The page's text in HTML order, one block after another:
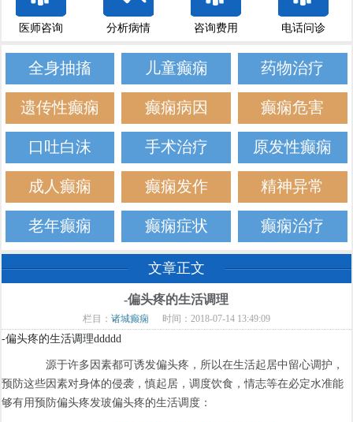
医师咨询 分析病情 咨询费用 电话问诊
全身抽搐 儿童癫痫 药物治疗
遗传性癫痫 癫痫病因 癫痫危害
口吐白沫 手术治疗 原发性癫痫
成人癫痫 癫痫发作 精神异常
老年癫痫 癫痫症状 癫痫治疗
文章正文
-偏头疼的生活调理
栏目： 诸城癫痫 时间：2018-07-14 13:49:09
-偏头疼的生活调理ddddd
源于许多因素都可诱发偏头疼，所以在生活起居中留心调护，
预防这些因素对身体的侵袭，慎起居，调度饮食，情志等在必定水准能
够有用预防偏头疼发玻偏头疼的生活调度：